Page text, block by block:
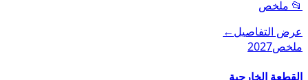
📂 ملخص
عرض التفاصيل←
ملخص2027
القطعة الخارجية